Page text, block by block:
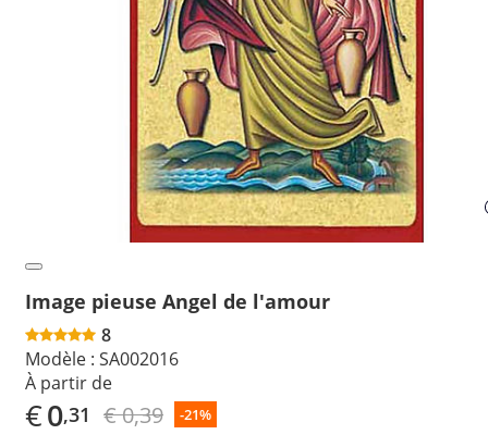
Image pieuse Angel de l'amour
8
Modèle : SA002016
À partir de
€0,31 € 0,39 -21%